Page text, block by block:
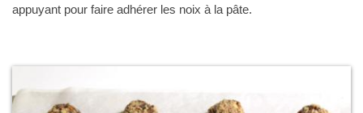
appuyant pour faire adhérer les noix à la pâte.